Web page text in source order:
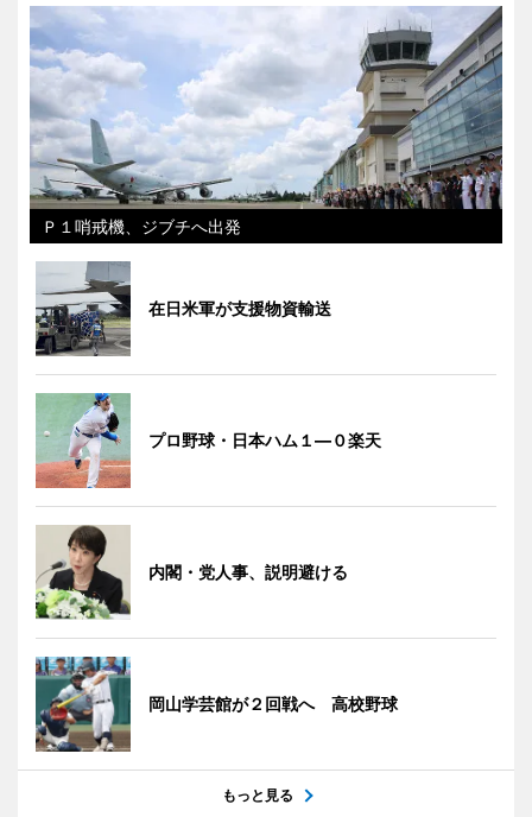
Ｐ１哨戒機、ジブチへ出発
在日米軍が支援物資輸送
プロ野球・日本ハム１―０楽天
内閣・党人事、説明避ける
岡山学芸館が２回戦へ 高校野球
もっと見る